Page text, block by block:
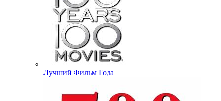
Лучший Фильм Года